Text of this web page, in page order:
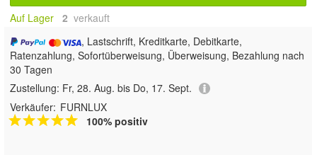
Auf Lager 2 verkauft
, Lastschrift, Kreditkarte, Debitkarte,
Ratenzahlung, Sofortüberweisung, Überweisung, Bezahlung nach
30 Tagen
Zustellung: Fr, 28. Aug. bis Do, 17. Sept.
Verkäufer: FURNLUX
100% positiv